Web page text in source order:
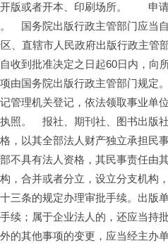
版或者开本、印刷场所。　　申
　国务院出版行政主管部门应当
、直辖市人民政府出版行政主管
收到批准决定之日起60日内，向
由国务院出版行政主管部门规定
管理机关登记，依法领取事业单
照。　报社、期刊社、图书出版
，以其全部法人财产独立承担民
不具有法人资格，其民事责任由
，合并或者分立，设立分支机构
三条的规定办理审批手续。出版
续；属于企业法人的，还应当持
的其他事项的变更，应当经主办